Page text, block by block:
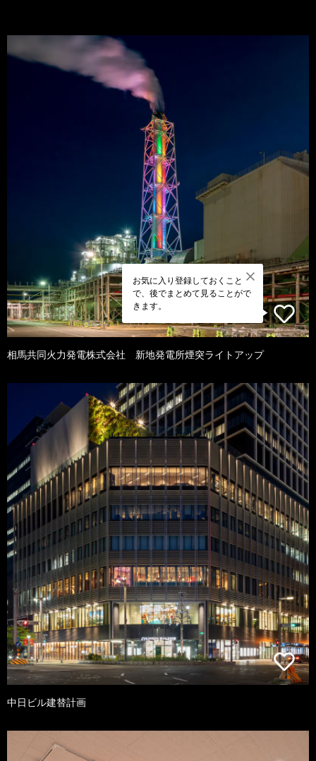
お気に入り登録しておくこと
で、後でまとめて見ることがで
きます。
相馬共同火力発電株式会社 新地発電所煙突ライトアップ
中日ビル建替計画